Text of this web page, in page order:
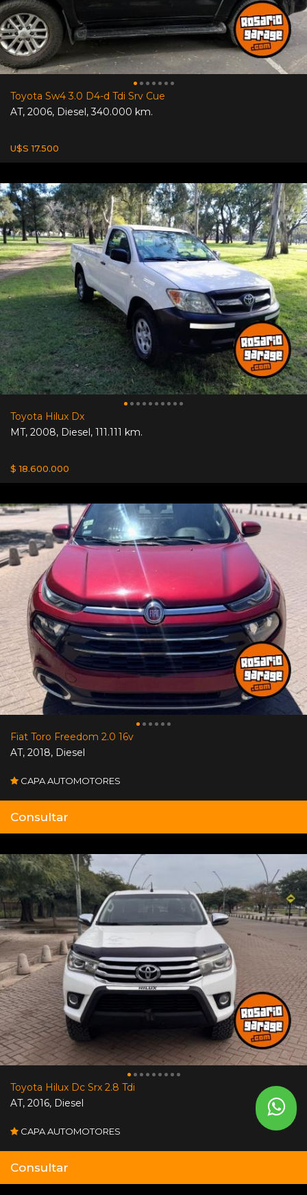
Toyota Sw4 3.0 D4-d Tdi Srv Cue
AT, 2006, Diesel,340.000 km.
U$S 17.500
Toyota Hilux Dx
MT, 2008, Diesel, 111.111 km.
$ 18.600.000
Fiat Toro Freedom 2.0 16v
AT, 2018, Diesel
CAPA AUTOMOTORES
Consultar
Toyota Hilux Dc Srx 2.8 Tdi
AT, 2016, Diesel
CAPA AUTOMOTORES
Consultar